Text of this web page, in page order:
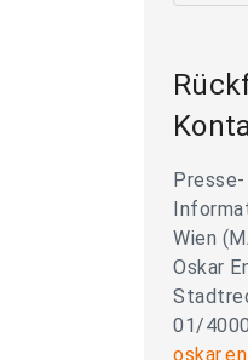
Presse-
Wien
Oskar
01/